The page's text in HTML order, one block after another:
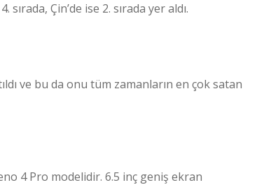
Çin’de ise 2. sırada yer aldı.
ve bu da onu tüm zamanların en çok satan
4 Pro modelidir. 6.5 inç geniş ekran